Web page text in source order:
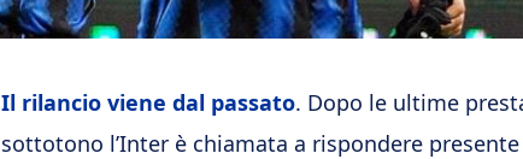
Il rilancio viene dal passato. Dopo le ultime
sottotono l’Inter è chiamata a rispondere